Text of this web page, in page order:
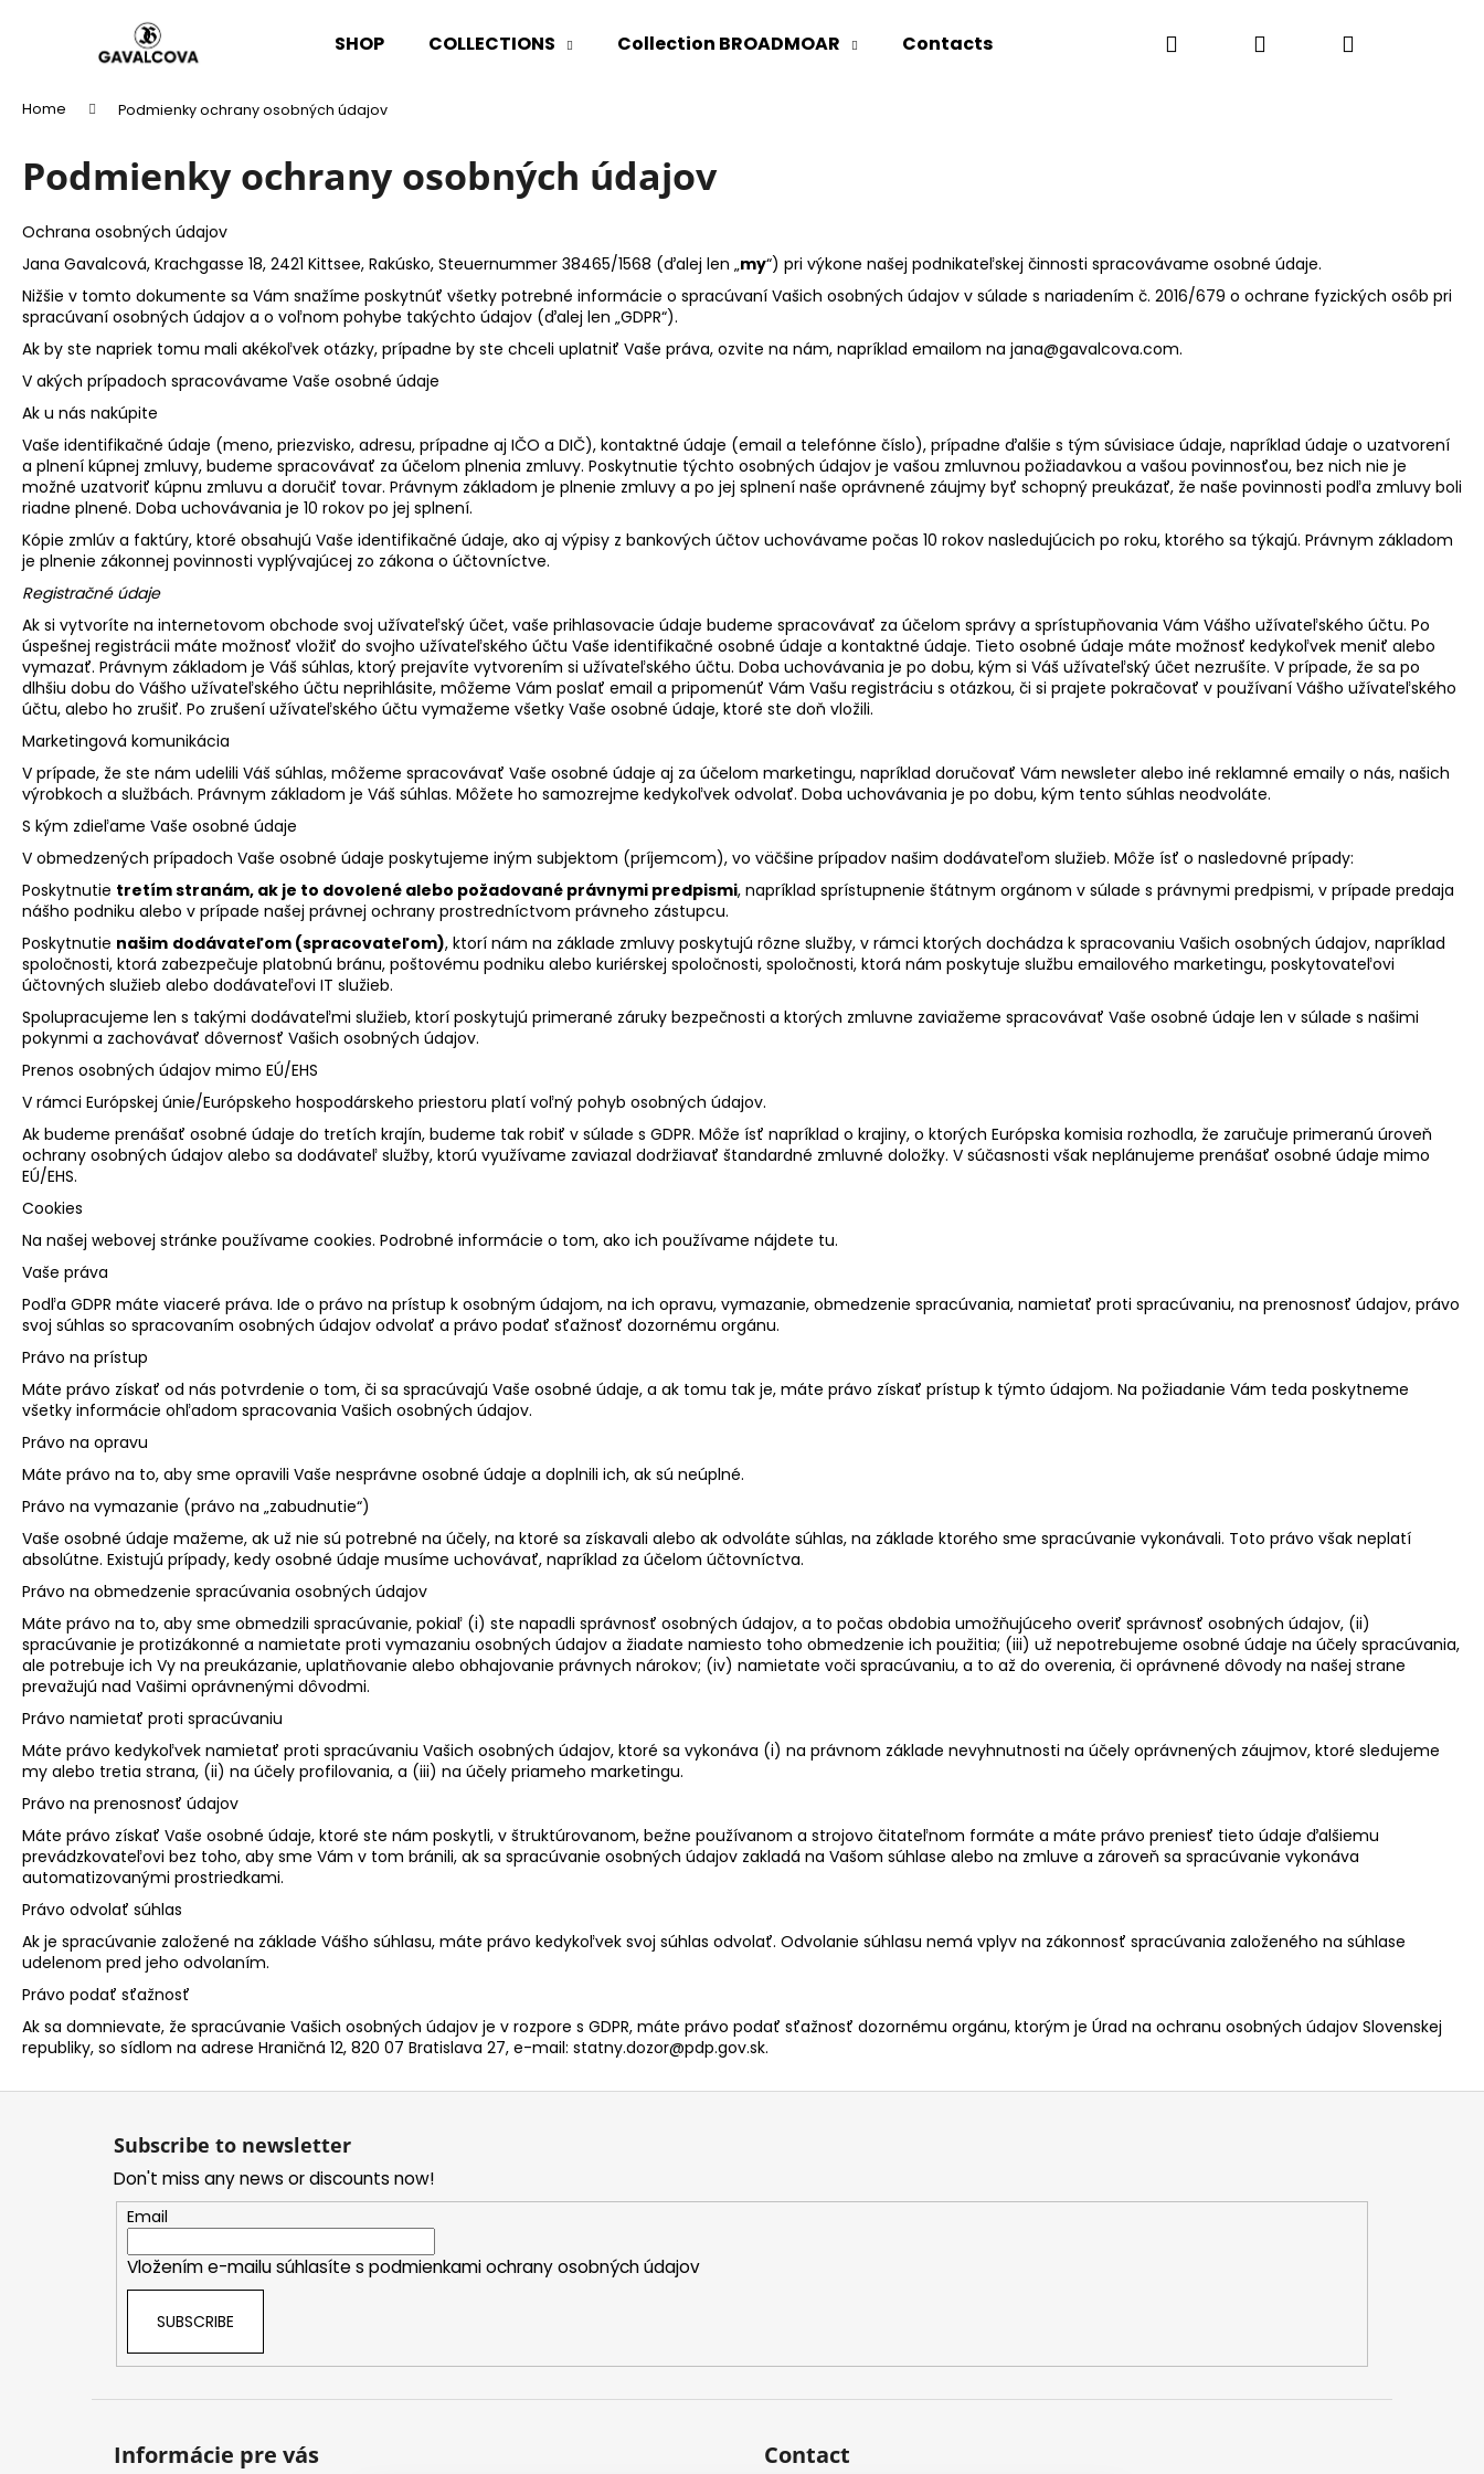
SHOP COLLECTIONS Collection BROADMOAR Contacts Search Login Shopping
Home Podmienky ochrany osobných údajov
Podmienky ochrany osobných údajov
Ochrana osobných údajov
Jana Gavalcová, Krachgasse 18, 2421 Kittsee, Rakúsko, Steuernummer 38465/1568 (ďalej len „my“) pri výkone našej podnikateľskej činnosti spracovávame osobné údaje.
Nižšie v tomto dokumente sa Vám snažíme poskytnúť všetky potrebné informácie o spracúvaní Vašich osobných údajov v súlade s nariadením č. 2016/679 o ochrane fyzických osôb pri
spracúvaní osobných údajov a o voľnom pohybe takýchto údajov (ďalej len „GDPR“).
Ak by ste napriek tomu mali akékoľvek otázky, prípadne by ste chceli uplatniť Vaše práva, ozvite na nám, napríklad emailom na jana@gavalcova.com.
V akých prípadoch spracovávame Vaše osobné údaje
Ak u nás nakúpite
Vaše identifikačné údaje (meno, priezvisko, adresu, prípadne aj IČO a DIČ), kontaktné údaje (email a telefónne číslo), prípadne ďalšie s tým súvisiace údaje, napríklad údaje o uzatvorení
a plnení kúpnej zmluvy, budeme spracovávať za účelom plnenia zmluvy. Poskytnutie týchto osobných údajov je vašou zmluvnou požiadavkou a vašou povinnosťou, bez nich nie je
možné uzatvoriť kúpnu zmluvu a doručiť tovar. Právnym základom je plnenie zmluvy a po jej splnení naše oprávnené záujmy byť schopný preukázať, že naše povinnosti podľa zmluvy boli
riadne plnené. Doba uchovávania je 10 rokov po jej splnení.
Kópie zmlúv a faktúry, ktoré obsahujú Vaše identifikačné údaje, ako aj výpisy z bankových účtov uchovávame počas 10 rokov nasledujúcich po roku, ktorého sa týkajú. Právnym základom
je plnenie zákonnej povinnosti vyplývajúcej zo zákona o účtovníctve.
Registračné údaje
Ak si vytvoríte na internetovom obchode svoj užívateľský účet, vaše prihlasovacie údaje budeme spracovávať za účelom správy a sprístupňovania Vám Vášho užívateľského účtu. Po
úspešnej registrácii máte možnosť vložiť do svojho užívateľského účtu Vaše identifikačné osobné údaje a kontaktné údaje. Tieto osobné údaje máte možnosť kedykoľvek meniť alebo
vymazať. Právnym základom je Váš súhlas, ktorý prejavíte vytvorením si užívateľského účtu. Doba uchovávania je po dobu, kým si Váš užívateľský účet nezrušíte. V prípade, že sa po
dlhšiu dobu do Vášho užívateľského účtu neprihlásite, môžeme Vám poslať email a pripomenúť Vám Vašu registráciu s otázkou, či si prajete pokračovať v používaní Vášho užívateľského
účtu, alebo ho zrušiť. Po zrušení užívateľského účtu vymažeme všetky Vaše osobné údaje, ktoré ste doň vložili.
Marketingová komunikácia
V prípade, že ste nám udelili Váš súhlas, môžeme spracovávať Vaše osobné údaje aj za účelom marketingu, napríklad doručovať Vám newsleter alebo iné reklamné emaily o nás, našich
výrobkoch a službách. Právnym základom je Váš súhlas. Môžete ho samozrejme kedykoľvek odvolať. Doba uchovávania je po dobu, kým tento súhlas neodvoláte.
S kým zdieľame Vaše osobné údaje
V obmedzených prípadoch Vaše osobné údaje poskytujeme iným subjektom (príjemcom), vo väčšine prípadov našim dodávateľom služieb. Môže ísť o nasledovné prípady:
Poskytnutie tretím stranám, ak je to dovolené alebo požadované právnymi predpismi, napríklad sprístupnenie štátnym orgánom v súlade s právnymi predpismi, v prípade predaja
nášho podniku alebo v prípade našej právnej ochrany prostredníctvom právneho zástupcu.
Poskytnutie našim dodávateľom (spracovateľom), ktorí nám na základe zmluvy poskytujú rôzne služby, v rámci ktorých dochádza k spracovaniu Vašich osobných údajov, napríklad
spoločnosti, ktorá zabezpečuje platobnú bránu, poštovému podniku alebo kuriérskej spoločnosti, spoločnosti, ktorá nám poskytuje službu emailového marketingu, poskytovateľovi
účtovných služieb alebo dodávateľovi IT služieb.
Spolupracujeme len s takými dodávateľmi služieb, ktorí poskytujú primerané záruky bezpečnosti a ktorých zmluvne zaviažeme spracovávať Vaše osobné údaje len v súlade s našimi
pokynmi a zachovávať dôvernosť Vašich osobných údajov.
Prenos osobných údajov mimo EÚ/EHS
V rámci Európskej únie/Európskeho hospodárskeho priestoru platí voľný pohyb osobných údajov.
Ak budeme prenášať osobné údaje do tretích krajín, budeme tak robiť v súlade s GDPR. Môže ísť napríklad o krajiny, o ktorých Európska komisia rozhodla, že zaručuje primeranú úroveň
ochrany osobných údajov alebo sa dodávateľ služby, ktorú využívame zaviazal dodržiavať štandardné zmluvné doložky. V súčasnosti však neplánujeme prenášať osobné údaje mimo
EÚ/EHS.
Cookies
Na našej webovej stránke používame cookies. Podrobné informácie o tom, ako ich používame nájdete tu.
Vaše práva
Podľa GDPR máte viaceré práva. Ide o právo na prístup k osobným údajom, na ich opravu, vymazanie, obmedzenie spracúvania, namietať proti spracúvaniu, na prenosnosť údajov, právo
svoj súhlas so spracovaním osobných údajov odvolať a právo podať sťažnosť dozornému orgánu.
Právo na prístup
Máte právo získať od nás potvrdenie o tom, či sa spracúvajú Vaše osobné údaje, a ak tomu tak je, máte právo získať prístup k týmto údajom. Na požiadanie Vám teda poskytneme
všetky informácie ohľadom spracovania Vašich osobných údajov.
Právo na opravu
Máte právo na to, aby sme opravili Vaše nesprávne osobné údaje a doplnili ich, ak sú neúplné.
Právo na vymazanie (právo na „zabudnutie“)
Vaše osobné údaje mažeme, ak už nie sú potrebné na účely, na ktoré sa získavali alebo ak odvoláte súhlas, na základe ktorého sme spracúvanie vykonávali. Toto právo však neplatí
absolútne. Existujú prípady, kedy osobné údaje musíme uchovávať, napríklad za účelom účtovníctva.
Právo na obmedzenie spracúvania osobných údajov
Máte právo na to, aby sme obmedzili spracúvanie, pokiaľ (i) ste napadli správnosť osobných údajov, a to počas obdobia umožňujúceho overiť správnosť osobných údajov, (ii)
spracúvanie je protizákonné a namietate proti vymazaniu osobných údajov a žiadate namiesto toho obmedzenie ich použitia; (iii) už nepotrebujeme osobné údaje na účely spracúvania,
ale potrebuje ich Vy na preukázanie, uplatňovanie alebo obhajovanie právnych nárokov; (iv) namietate voči spracúvaniu, a to až do overenia, či oprávnené dôvody na našej strane
prevažujú nad Vašimi oprávnenými dôvodmi.
Právo namietať proti spracúvaniu
Máte právo kedykoľvek namietať proti spracúvaniu Vašich osobných údajov, ktoré sa vykonáva (i) na právnom základe nevyhnutnosti na účely oprávnených záujmov, ktoré sledujeme
my alebo tretia strana, (ii) na účely profilovania, a (iii) na účely priameho marketingu.
Právo na prenosnosť údajov
Máte právo získať Vaše osobné údaje, ktoré ste nám poskytli, v štruktúrovanom, bežne používanom a strojovo čitateľnom formáte a máte právo preniesť tieto údaje ďalšiemu
prevádzkovateľovi bez toho, aby sme Vám v tom bránili, ak sa spracúvanie osobných údajov zakladá na Vašom súhlase alebo na zmluve a zároveň sa spracúvanie vykonáva
automatizovanými prostriedkami.
Právo odvolať súhlas
Ak je spracúvanie založené na základe Vášho súhlasu, máte právo kedykoľvek svoj súhlas odvolať. Odvolanie súhlasu nemá vplyv na zákonnosť spracúvania založeného na súhlase
udelenom pred jeho odvolaním.
Právo podať sťažnosť
Ak sa domnievate, že spracúvanie Vašich osobných údajov je v rozpore s GDPR, máte právo podať sťažnosť dozornému orgánu, ktorým je Úrad na ochranu osobných údajov Slovenskej
republiky, so sídlom na adrese Hraničná 12, 820 07 Bratislava 27, e-mail: statny.dozor@pdp.gov.sk.
Back
Back
F
Subscribe to newsletter
Don't miss any news or discounts now!
Email
Vložením e-mailu súhlasíte s podmienkami ochrany osobných údajov
SUBSCRIBE
Informácie pre vás Contact